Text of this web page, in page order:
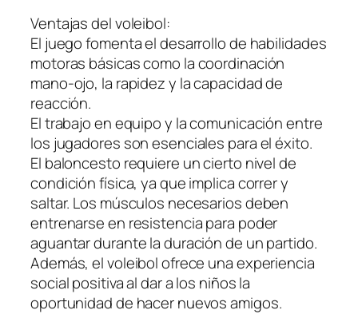
Ventajas del voleibol:
El juego fomenta el desarrollo de habilidades
motoras básicas como la coordinación
mano-ojo, la rapidez y la capacidad de
reacción.
El trabajo en equipo y la comunicación entre
los jugadores son esenciales para el éxito.
El baloncesto requiere un cierto nivel de
condición física, ya que implica correr y
saltar. Los músculos necesarios deben
entrenarse en resistencia para poder
aguantar durante la duración de un partido.
Además, el voleibol ofrece una experiencia
social positiva al dar a los niños la
oportunidad de hacer nuevos amigos.